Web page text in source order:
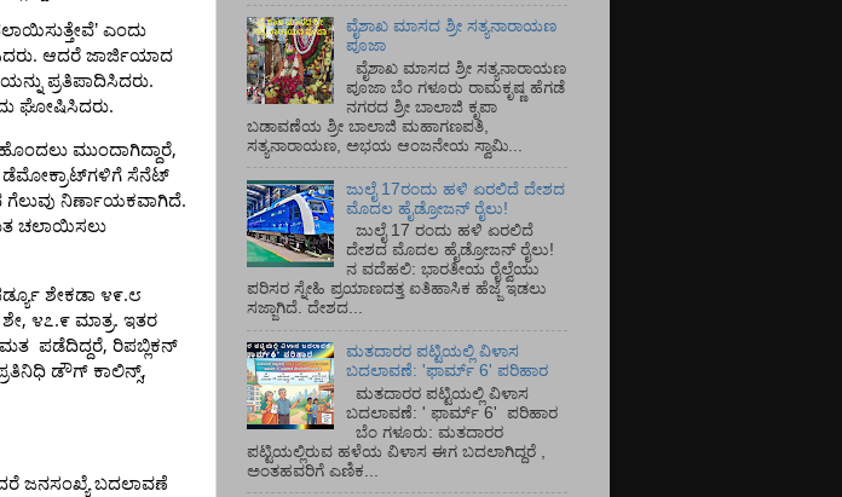
’ ಎಂದು
. ಆದರೆ ಜಾರ್ಜಿಯಾದ
ಪ್ರತಿಪಾದಿಸಿದರು.
ಘೋಷಿಸಿದರು.
ಮುಂದಾಗಿದ್ದಾರೆ,
ಡೆಮೋಕ್ರಾಟ್‌ಗಳಿಗೆ ಸೆನೆಟ್
ಗೆಲುವು ನಿರ್ಣಾಯಕವಾಗಿದೆ.
ಚಲಾಯಿಸಲು
ಶೇಕಡಾ ೪೯.೮
ಶೇ, ೪೭.೯ ಮಾತ್ರ. ಇತರ
ಮತ ಪಡೆದಿದ್ದರೆ, ರಿಪಬ್ಲಿಕನ್
ಡೌಗ್ ಕಾಲಿನ್ಸ್,
ಜನಸಂಖ್ಯೆ ಬದಲಾವಣೆ
ವೈಶಾಖ ಮಾಸದ ಶ್ರೀ ಸತ್ಯನಾರಾಯಣ
ಪೂಜಾ
ವೈಶಾಖ ಮಾಸದ ಶ್ರೀ ಸತ್ಯನಾರಾಯಣ
ಪೂಜಾ ಬೆಂ ಗಳೂರು ರಾಮಕೃಷ್ಣ ಹೆಗಡೆ
ನಗರದ ಶ್ರೀ ಬಾಲಾಜಿ ಕೃಪಾ
ಬಡಾವಣೆಯ ಶ್ರೀ ಬಾಲಾಜಿ ಮಹಾಗಣಪತಿ,
ಸತ್ಯನಾರಾಯಣ, ಅಭಯ ಆಂಜನೇಯ ಸ್ವಾಮಿ...
ಜುಲೈ 17ರಂದು ಹಳಿ ಏರಲಿದೆ ದೇಶದ
ಮೊದಲ ಹೈಡ್ರೋಜನ್ ರೈಲು!
ಜುಲೈ 17 ರಂದು ಹಳಿ ಏರಲಿದೆ
ದೇಶದ ಮೊದಲ ಹೈಡ್ರೋಜನ್ ರೈಲು!
ನ ವದೆಹಲಿ: ಭಾರತೀಯ ರೈಲ್ವೆಯು
ಪರಿಸರ ಸ್ನೇಹಿ ಪ್ರಯಾಣದತ್ತ ಐತಿಹಾಸಿಕ ಹೆಜ್ಜೆ ಇಡಲು
ಸಜ್ಜಾಗಿದೆ. ದೇಶದ...
ಮತದಾರರ ಪಟ್ಟಿಯಲ್ಲಿ ವಿಳಾಸ
ಬದಲಾವಣೆ: 'ಫಾರ್ಮ್ 6' ಪರಿಹಾರ
ಮತದಾರರ ಪಟ್ಟಿಯಲ್ಲಿ ವಿಳಾಸ
ಬದಲಾವಣೆ: ' ಫಾರ್ಮ್ 6' ಪರಿಹಾರ
ಬೆಂ ಗಳೂರು: ಮತದಾರರ
ಪಟ್ಟಿಯಲ್ಲಿರುವ ಹಳೆಯ ವಿಳಾಸ ಈಗ ಬದಲಾಗಿದ್ದರೆ ,
ಅಂತಹವರಿಗೆ ಎಣಿಕ...